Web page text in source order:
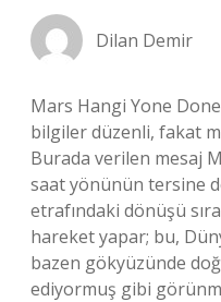
Dilan Demir
Mars Hangi Yone
bilgiler düzenli, fakat
Burada verilen mesaj
saat yönünün tersine
etrafındaki dönüşü
hareket yapar; bu,
bazen gökyüzünde
ediyormuş gibi